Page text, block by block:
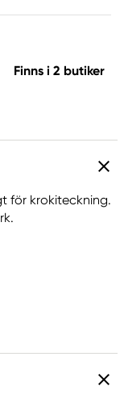
Finns i 2 butiker
för krokiteckning.